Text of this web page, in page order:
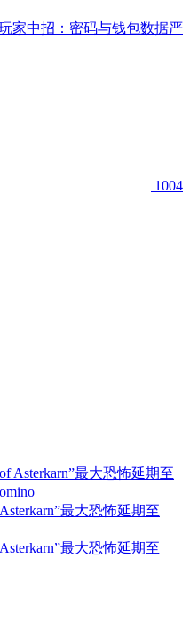
家中招：密码与钱包数据严
1004
最大恐怖延期至
最大恐怖延期至